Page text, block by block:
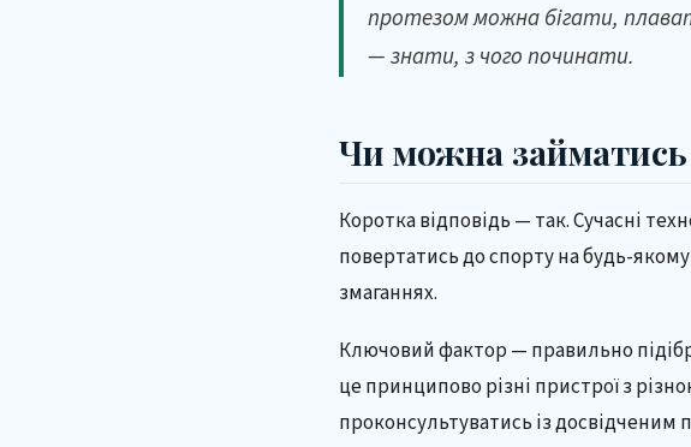
протезом можна бігати,
— знати, з чого починати.
Чи можна займатись
Коротка відповідь — так. Сучасні
повертатись до спорту на будь-
змаганнях.
Ключовий фактор — правильно
це принципово різні пристрої з
проконсультуватись із досвідченим